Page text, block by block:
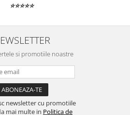
⭐⭐⭐⭐⭐
si promotiile noastre
newsletter cu promotiile
mai multe in Politica de